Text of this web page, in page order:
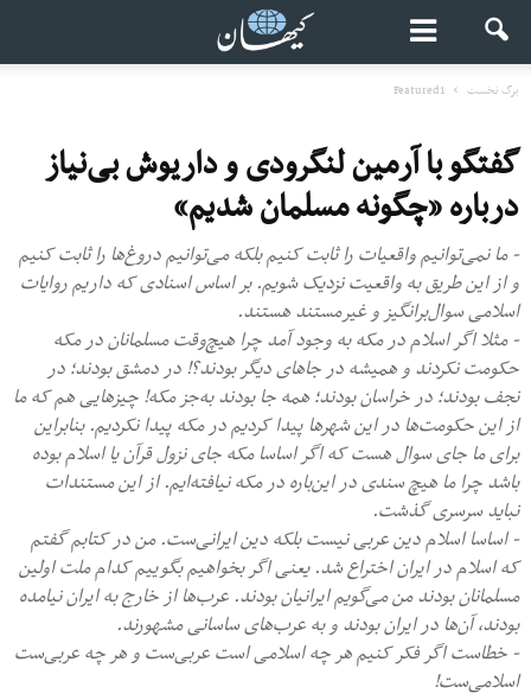
برگ نخست Featured1
گفتگو با آرمین لنگرودی و داریوش بی‌نیاز
درباره «چگونه مسلمان شدیم»
- ما نمی‌توانیم واقعیات را ثابت کنیم بلکه می‌توانیم دروغ‌ها را ثابت کنیم
و از این طریق به واقعیت نزدیک شویم. بر اساس اسنادی که داریم روایات
اسلامی سوال‌برانگیز و غیرمستند هستند.
- مثلا اگر اسلام در مکه به وجود آمد چرا هیچ‌وقت مسلمانان در مکه
حکومت نکردند و همیشه در جاهای دیگر بودند؟! در دمشق بودند؛ در
نجف بودند؛ در خراسان بودند؛ همه جا بودند به‌جز مکه! چیزهایی هم که ما
از این حکومت‌ها در این شهرها پیدا کردیم در مکه پیدا نکردیم. بنابراین
برای ما جای سوال هست که اگر اساسا مکه جای نزول قرآن یا اسلام بوده
باشد چرا ما هیچ سندی در این‌باره در مکه نیافته‌ایم. از این مستندات
نباید سرسری گذشت.
- اساسا اسلام دین عربی نیست بلکه دین ایرانی‌ست. من در کتابم گفتم
که اسلام در ایران اختراع شد. یعنی اگر بخواهیم بگوییم کدام ملت اولین
مسلمانان بودند من می‌گویم ایرانیان بودند. عرب‌ها از خارج به ایران نیامده
بودند، آن‌ها در ایران بودند و به عرب‌های ساسانی مشهورند.
- خطاست اگر فکر کنیم هر چه اسلامی است عربی‌ست و هر چه عربی‌ست
اسلامی‌ست!